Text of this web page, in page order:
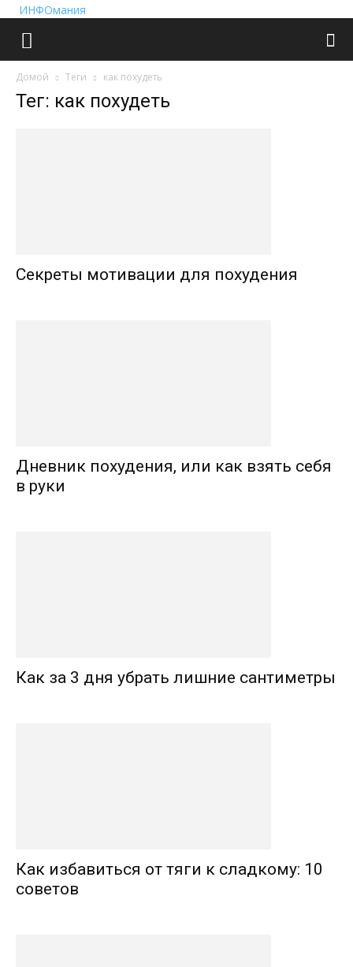
ИНФОмания
Домой Теги как похудеть
Тег: как похудеть
Секреты мотивации для похудения
Дневник похудения, или как взять себя
в руки
Как за 3 дня убрать лишние сантиметры
Как избавиться от тяги к сладкому: 10
советов